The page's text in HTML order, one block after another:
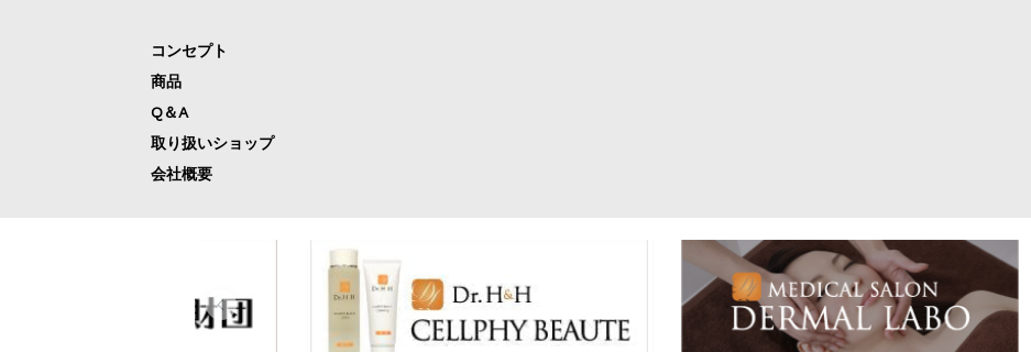
コンセプト
商品
Q＆A
取り扱いショップ
会社概要